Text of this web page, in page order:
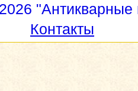
"Антикварные
Контакты